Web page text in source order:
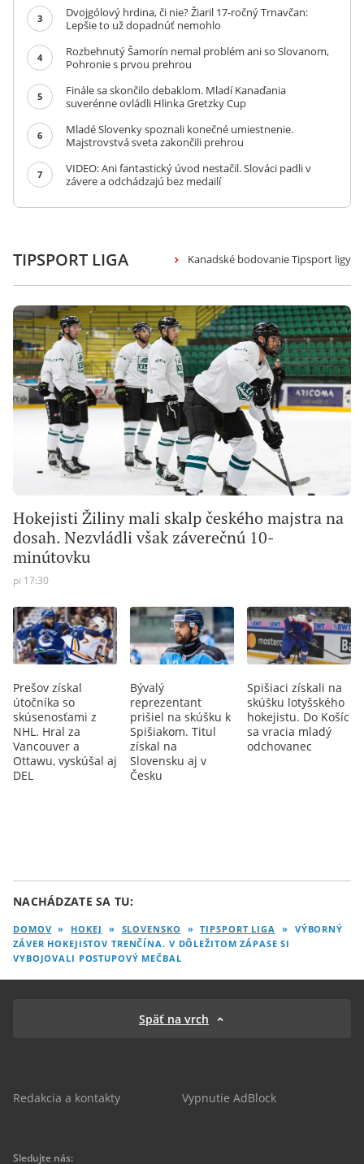
3
Dvojgólový hrdina, či nie? Žiaril 17-ročný Trnavčan:
Lepšie to už dopadnúť nemohlo
4
Rozbehnutý Šamorín nemal problém ani so Slovanom,
Pohronie s prvou prehrou
5
Finále sa skončilo debaklom. Mladí Kanaďania
suverénne ovládli Hlinka Gretzky Cup
6
Mladé Slovenky spoznali konečné umiestnenie.
Majstrovstvá sveta zakončili prehrou
7
VIDEO: Ani fantastický úvod nestačil. Slováci padli v
závere a odchádzajú bez medailí
TIPSPORT LIGA Kanadské bodovanie Tipsport ligy
Hokejisti Žiliny mali skalp českého majstra na
dosah. Nezvládli však záverečnú 10-
minútovku
pi 17:30
Prešov získal
útočníka so
skúsenosťami z
NHL. Hral za
Vancouver a
Ottawu, vyskúšal aj
DEL
Bývalý
reprezentant
prišiel na skúšku k
Spišiakom. Titul
získal na
Slovensku aj v
Česku
Spišiaci získali na
skúšku lotyšského
hokejistu. Do Košíc
sa vracia mladý
odchovanec
NACHÁDZATE SA TU:
DOMOV » HOKEJ » SLOVENSKO » TIPSPORT LIGA » VÝBORNÝ
ZÁVER HOKEJISTOV TRENČÍNA. V DÔLEŽITOM ZÁPASE SI
VYBOJOVALI POSTUPOVÝ MEČBAL
Späť na vrch
Redakcia a kontakty Vypnutie AdBlock
Sledujte nás: